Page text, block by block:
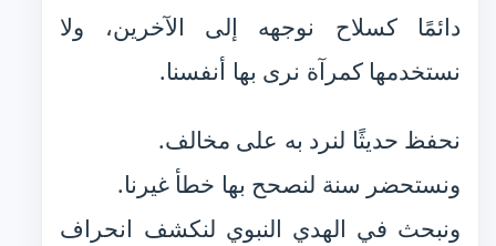
دائمًا كسلاح نوجهه إلى الآخرين، ولا
نستخدمها كمرآة نرى بها أنفسنا.
نحفظ حديثًا لنرد به على مخالف.
ونستحضر سنة لنصحح بها خطأ غيرنا.
ونبحث في الهدي النبوي لنكشف انحراف